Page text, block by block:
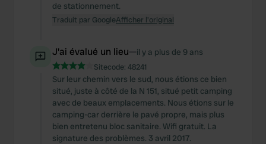
de stationnement.
Traduit par GoogleAfficher l'original
J'ai évalué un lieu—il y a plus de 9 ans
Sitecode: 48241
Sur leur chemin vers le sud, nous étions ce bien
situé, juste à côté de la N 151, situé petit camping
avec de beaux emplacements. Nous étions sur le
camping-car derrière le pavé propre, mais plus
bien entretenu bloc sanitaire. Wifi gratuit. La
signature des problèmes. 3 avril 2017.